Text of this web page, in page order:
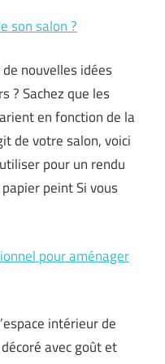
son salon ?
nouvelles idées
? Sachez que les
en fonction de la
de votre salon, voici
pour un rendu
peint Si vous
pour aménager
intérieur de
avec goût et